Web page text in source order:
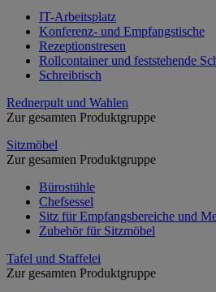
IT-Arbeitsplatz
Konferenz- und Empfangstische
Rezeptionstresen
Rollcontainer und feststehende
Schreibtisch
Rednerpult und Wahlen
Zur gesamten Produktgruppe
Sitzmöbel
Zur gesamten Produktgruppe
Bürostühle
Chefsessel
Sitz für Empfangsbereiche und
Zubehör für Sitzmöbel
Tafel und Staffelei
Zur gesamten Produktgruppe